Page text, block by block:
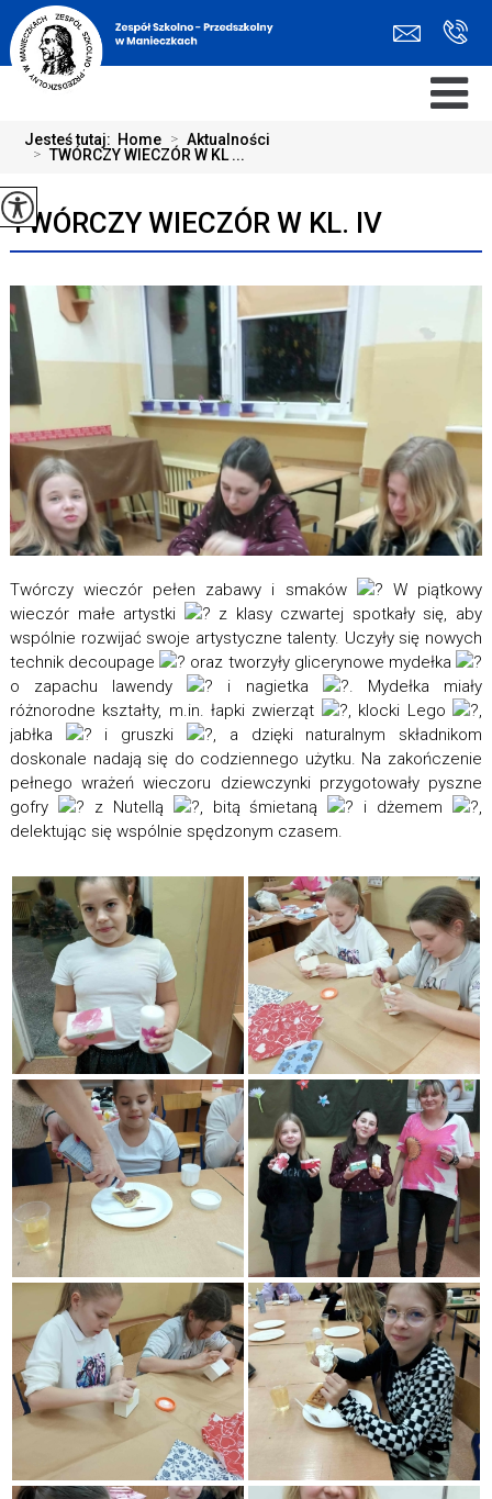
Jesteś tutaj: Home > Aktualności
> TWÓRCZY WIECZÓR W KL ...
TWÓRCZY WIECZÓR W KL. IV
Twórczy wieczór pełen zabawy i smaków
W piątkowy
wieczór małe artystki
z klasy czwartej spotkały się, aby
wspólnie rozwijać swoje artystyczne talenty. Uczyły się nowych
technik decoupage
oraz tworzyły glicerynowe mydełka
o zapachu lawendy
i nagietka
. Mydełka miały
różnorodne kształty, m.in. łapki zwierząt
, klocki Lego
,
jabłka
i gruszki
, a dzięki naturalnym składnikom
doskonale nadają się do codziennego użytku. Na zakończenie
pełnego wrażeń wieczoru dziewczynki przygotowały pyszne
gofry
z Nutellą , bitą śmietaną i dżemem
,
delektując się wspólnie spędzonym czasem.